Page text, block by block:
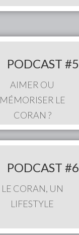
PODCAST #5
AIMER OU
MÉMORISER LE
CORAN ?
PODCAST #6
LE CORAN, UN
LIFESTYLE